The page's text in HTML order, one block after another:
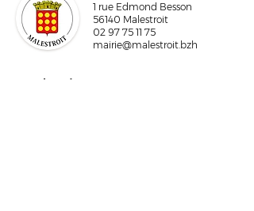
1 rue Edmond Besson
56140 Malestroit
02 97 75 11 75
mairie@malestroit.bzh
Horaires d'ouverture